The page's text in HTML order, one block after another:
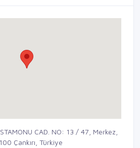
CAD. NO: 13 / 47, Merkez,
Çankırı, Türkiye